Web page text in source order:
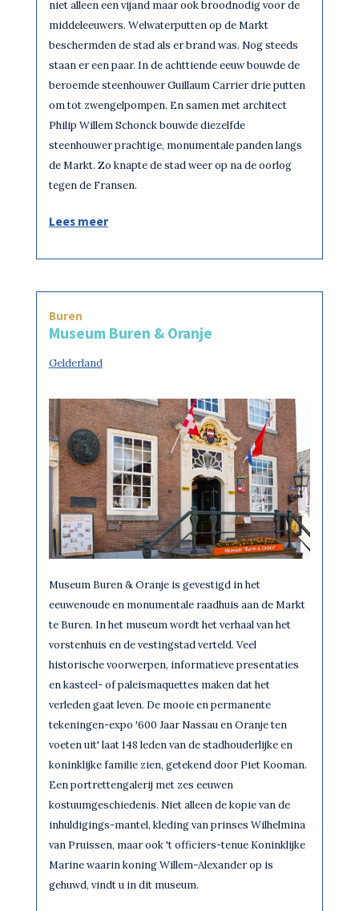
niet alleen een vijand maar ook broodnodig voor de
middeleeuwers. Welwaterputten op de Markt
beschermden de stad als er brand was. Nog steeds
staan er een paar. In de achttiende eeuw bouwde de
beroemde steenhouwer Guillaum Carrier drie putten
om tot zwengelpompen. En samen met architect
Philip Willem Schonck bouwde diezelfde
steenhouwer prachtige, monumentale panden langs
de Markt. Zo knapte de stad weer op na de oorlog
tegen de Fransen.
Lees meer
Buren
Museum Buren & Oranje
Gelderland
Museum Buren & Oranje is gevestigd in het
eeuwenoude en monumentale raadhuis aan de Markt
te Buren. In het museum wordt het verhaal van het
vorstenhuis en de vestingstad verteld. Veel
historische voorwerpen, informatieve presentaties
en kasteel- of paleismaquettes maken dat het
verleden gaat leven. De mooie en permanente
tekeningen-expo '600 Jaar Nassau en Oranje ten
voeten uit' laat 148 leden van de stadhouderlijke en
koninklijke familie zien, getekend door Piet Kooman.
Een portrettengalerij met zes eeuwen
kostuumgeschiedenis. Niet alleen de kopie van de
inhuldigings-mantel, kleding van prinses Wilhelmina
van Pruissen, maar ook 't officiers-tenue Koninklijke
Marine waarin koning Willem-Alexander op is
gehuwd, vindt u in dit museum.